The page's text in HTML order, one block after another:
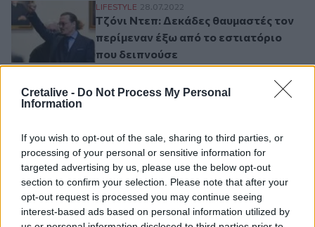
Cretalive - Do Not Process My Personal
Information
If you wish to opt-out of the sale, sharing to third parties, or
processing of your personal or sensitive information for
targeted advertising by us, please use the below opt-out
section to confirm your selection. Please note that after your
opt-out request is processed you may continue seeing
interest-based ads based on personal information utilized by
Τζόνι Ντεπ: Δεκάδες θαυμαστές τον
LIFESTYLE 28.07.2022
Τζόνι Ντεπ: Δεκάδες θαυμαστές τον
περίμεναν έξω από το εστιατόριο
που δειπνούσε
Ροή ειδήσεων Δημοφιλή